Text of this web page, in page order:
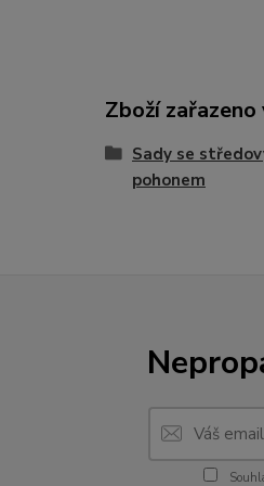
Zboží
Sady se
pohonem